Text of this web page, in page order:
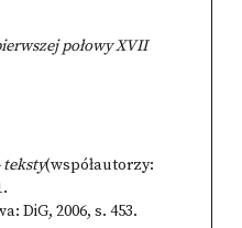
połowy XVII
teksty(współautorzy:
DiG, 2006, s. 453.